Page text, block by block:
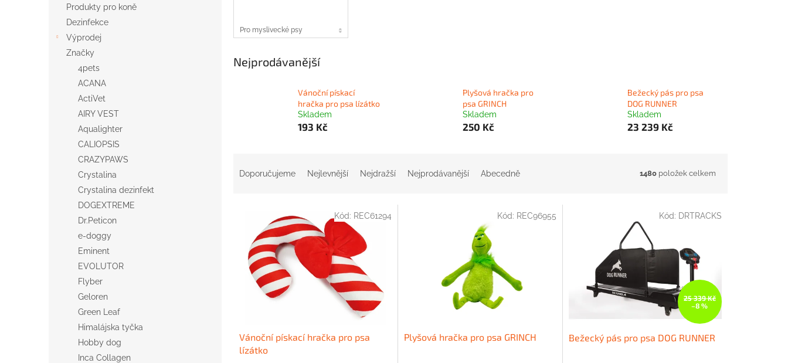
Produkty pro koně
Dezinfekce
Výprodej
Značky
4pets
ACANA
ActiVet
AIRY VEST
Aqualighter
CALIOPSIS
CRAZYPAWS
Crystalina
Crystalina dezinfekt
DOGEXTREME
Dr.Peticon
e-doggy
Eminent
EVOLUTOR
Flyber
Geloren
Green Leaf
Himalájska tyčka
Hobby dog
Inca Collagen
Pro myslivecké psy
Nejprodávanější
Vánoční pískací
hračka pro psa lízátko
Skladem
193 Kč
Plyšová hračka pro
psa GRINCH
Skladem
250 Kč
Bežecký pás pro psa
DOG RUNNER
Skladem
23 239 Kč
Doporučujeme Nejlevnější Nejdražší Nejprodávanější Abecedně 1480 položek celkem
Vánoční pískací hračka pro psa
lízátko
Kód: REC61294
Plyšová hračka pro psa GRINCH
Kód: REC96955
25 339 Kč
–8 %
Bežecký pás pro psa DOG RUNNER
Kód: DRTRACKS